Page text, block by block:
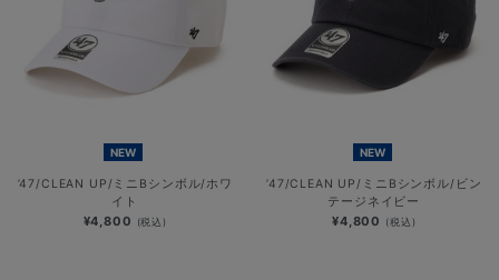
NEW
’47/CLEAN UP/ミニBシンボル/ホワ
イト
¥4,800 (税込)
NEW
’47/CLEAN UP/ミニBシンボル/ビン
テージネイビー
¥4,800 (税込)